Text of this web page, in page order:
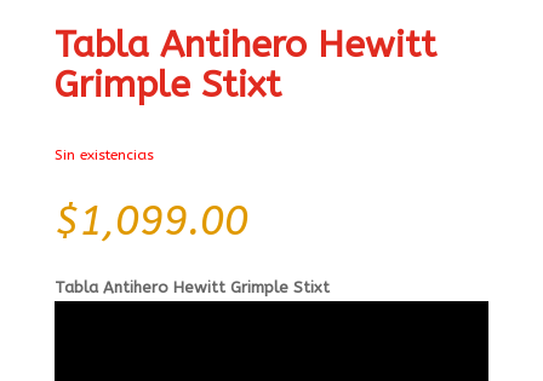
Tabla Antihero Hewitt
Grimple Stixt
Sin existencias
$1,099.00
Tabla Antihero Hewitt Grimple Stixt